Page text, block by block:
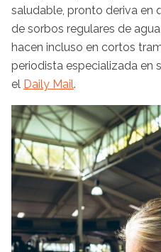
saludable, pronto deriva en
de sorbos regulares de
hacen incluso en cortos
periodista especializada en
el Daily Mail.